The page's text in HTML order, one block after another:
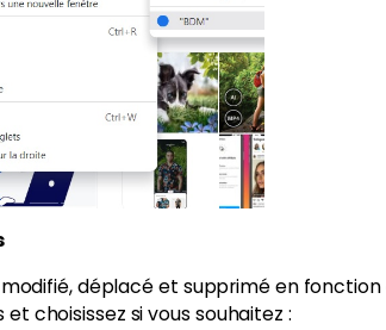
déplacé et supprimé en
choisissez si vous souhaitez :